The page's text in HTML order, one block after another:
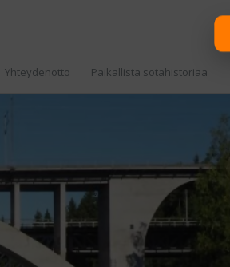
Yhteydenotto Paikallista sotahistoriaa